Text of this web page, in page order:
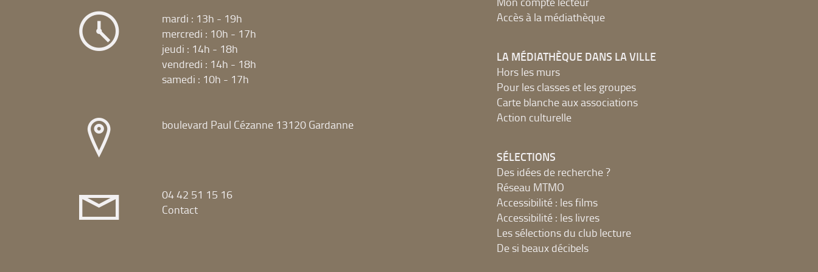
mardi : 13h - 19h
mercredi : 10h - 17h
jeudi : 14h - 18h
vendredi : 14h - 18h
samedi : 10h - 17h
boulevard Paul Cézanne 13120 Gardanne
04 42 51 15 16
Contact
Accès à la médiathèque
LA MÉDIATHÈQUE DANS LA VILLE
Hors les murs
Pour les classes et les groupes
Carte blanche aux associations
Action culturelle
SÉLECTIONS
Des idées de recherche ?
Réseau MTMO
Accessibilité : les films
Accessibilité : les livres
Les sélections du club lecture
De si beaux décibels